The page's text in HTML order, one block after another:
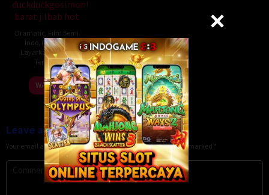
duckduckgosimontok
barat jilbab hot
Dramatic Film Semi
Indo, Indofilm,
Layarkaca,Lk21,
Terbit21
WATCH
Leave a Reply
Your email address will not be published.Required fields are marked *